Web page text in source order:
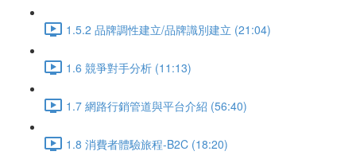
1.5.2 品牌調性建立/品牌識別建立 (21:04)
1.6 競爭對手分析 (11:13)
1.7 網路行銷管道與平台介紹 (56:40)
1.8 消費者體驗旅程-B2C (18:20)